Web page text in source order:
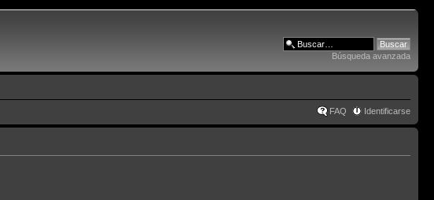
Búsqueda avanzada
FAQ Identificarse